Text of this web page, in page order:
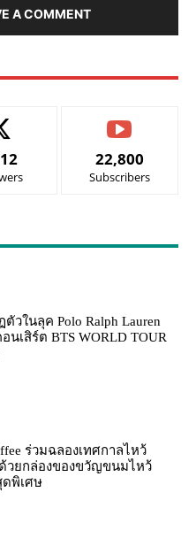
A COMMENT
22,800
Subscribers
ตัวในลุค Polo Ralph Lauren
นเสิร์ต BTS WORLD TOUR
ร่วมฉลองเทศกาลไหว้
วยกล่องของขวัญขนมไหว้
พิเศษ